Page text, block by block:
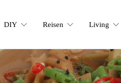
DIY Reisen Living